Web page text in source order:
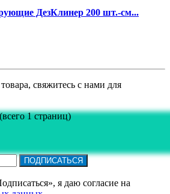
ДезКлинер 200 шт.-см...
свяжитесь с нами для
1 страниц)
ПОДПИСАТЬСЯ
я даю cогласие на